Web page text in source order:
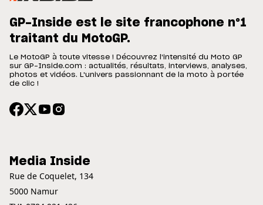
GP-Inside est le site francophone n°1
traitant du MotoGP.
Le MotoGP à toute vitesse ! Découvrez l'intensité du Moto GP
sur GP-Inside.com : actualités, résultats, interviews, analyses,
photos et vidéos. L'univers passionnant de la moto à portée
de clic !
Media Inside
Rue de Coquelet, 134
5000 Namur